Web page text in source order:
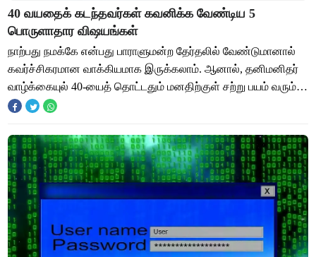
40 வயதைக் கடந்தவர்கள் கவனிக்க வேண்டிய 5
பொருளாதார விஷயங்கள்
நாற்பது நமக்கே என்பது பாராளுமன்ற தேர்தலில் வேண்டுமானால்
கவர்ச்சிகரமான வாக்கியமாக இருக்கலாம். ஆனால், தனிமனிதர்
வாழ்க்கையுல் 40-யைத் தொட்டதும் மனதிற்குள் சற்று பயம் வரும்.
ஏனெனில், அதுவரை விளையாட்டாக,